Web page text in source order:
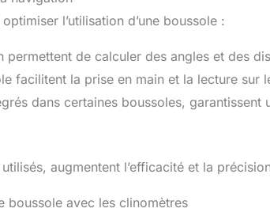
l’utilisation d’une boussole :
permettent de calculer des angles et des
facilitent la prise en main et la lecture sur
dans certaines boussoles,
augmentent l’efficacité et la
boussole avec les clinomètres